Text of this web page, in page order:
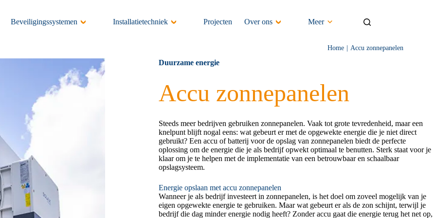
Beveiligingssystemen Installatietechniek Projecten Over ons Meer
Home Accu zonnepanelen
Duurzame energie
Accu zonnepanelen
Steeds meer bedrijven gebruiken zonnepanelen. Vaak tot grote tevredenheid, maar een
knelpunt blijft nogal eens: wat gebeurt er met de opgewekte energie die je niet direct
gebruikt? Een accu of batterij voor de opslag van zonnepanelen biedt de perfecte
oplossing om de energie die je als bedrijf opwekt optimaal te benutten. Sterk staat voor je
klaar om je te helpen met de implementatie van een betrouwbaar en schaalbaar
opslagsysteem.
Energie opslaan met accu zonnepanelen
Wanneer je als bedrijf investeert in zonnepanelen, is het doel om zoveel mogelijk van je
eigen opgewekte energie te gebruiken. Maar wat gebeurt er als de zon schijnt, terwijl je
bedrijf die dag minder energie nodig heeft? Zonder accu gaat die energie terug het net op,